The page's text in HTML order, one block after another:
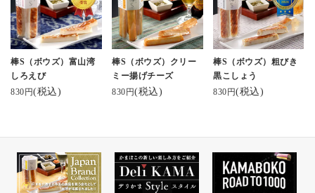
受賞 #富山 #北陸 #お取
り寄せギフト #ギフトに
おすすめ #プレゼントに
おすすめ #スティックチ
ーズ #チーズかまぼ
こ #サラダランチ
#hm2014ごはん
棒S（ボウズ）富山湾
しろえび
830円(税込)
棒S（ボウズ）クリー
ミー揚げチーズ
830円(税込)
棒S（ボウズ）粗びき
黒こしょう
830円(税込)